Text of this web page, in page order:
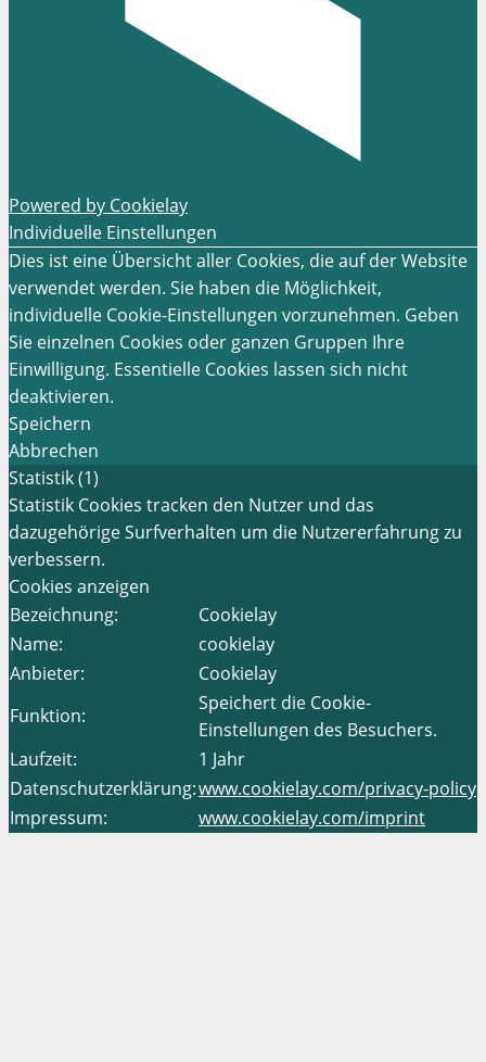
Powered by Cookielay
Individuelle Einstellungen
Dies ist eine Übersicht aller Cookies, die auf der Website
verwendet werden. Sie haben die Möglichkeit,
individuelle Cookie-Einstellungen vorzunehmen. Geben
Sie einzelnen Cookies oder ganzen Gruppen Ihre
Einwilligung. Essentielle Cookies lassen sich nicht
deaktivieren.
Speichern
Abbrechen
Statistik (1)
Statistik Cookies tracken den Nutzer und das
dazugehörige Surfverhalten um die Nutzererfahrung zu
verbessern.
Cookies anzeigen
Bezeichnung:
Cookielay
Name:
cookielay
Anbieter:
Cookielay
Funktion:
Speichert die Cookie-
Einstellungen des Besuchers.
Laufzeit:
1 Jahr
Datenschutzerklärung:www.cookielay.com/privacy-policy
Impressum:
www.cookielay.com/imprint